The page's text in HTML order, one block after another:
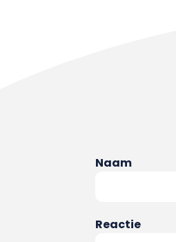
Naam
Reactie